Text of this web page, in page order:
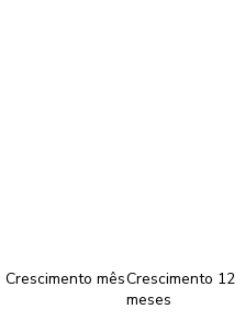
Crescimento mêsCrescimento 12
meses